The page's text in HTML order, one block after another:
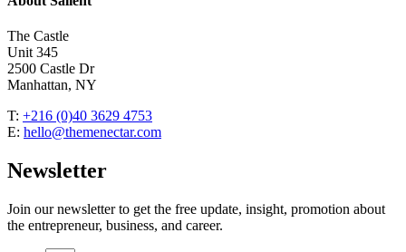
The Castle
Unit 345
2500 Castle Dr
Manhattan, NY
T: +216 (0)40 3629 4753
E: hello@themenectar.com
Newsletter
Join our newsletter to get the free update, insight, promotion about
the entrepreneur, business, and career.